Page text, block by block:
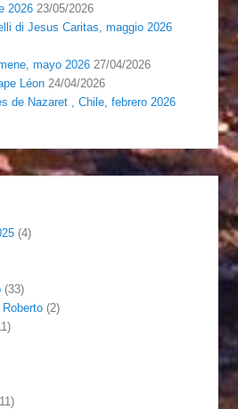
2026 23/05/2026
di Jesus Caritas, maggio 2026
mayo 2026 27/04/2026
Léon 24/04/2026
de Nazaret , Chile, febrero 2026
(4)
(33)
(2)